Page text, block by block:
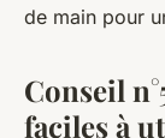
de main pour
Conseil
faciles à